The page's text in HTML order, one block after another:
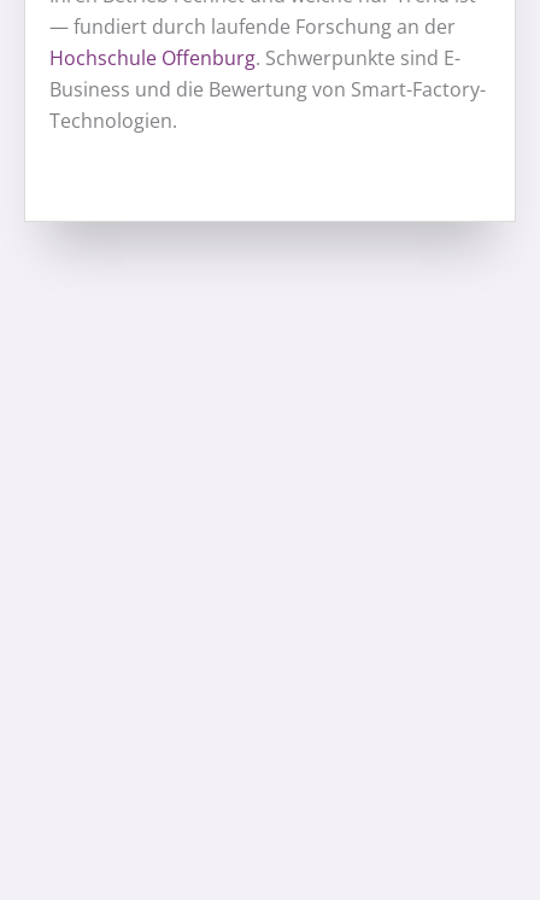
— fundiert durch laufende Forschung an der
Hochschule Offenburg. Schwerpunkte sind E-
Business und die Bewertung von Smart-Factory-
Technologien.